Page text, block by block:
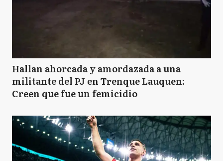
Hallan ahorcada y amordazada a una
militante del PJ en Trenque Lauquen:
Creen que fue un femicidio